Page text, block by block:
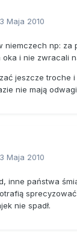
Maja 2010
niemczech np: za
i nie zwracali
jeszcze troche
nie mają
Maja 2010
inne państwa
sprecyzować
nie spadł.